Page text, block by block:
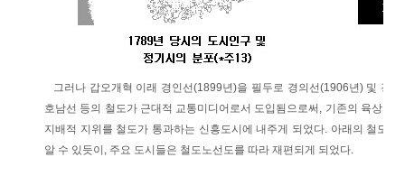
그러나 갑오개혁 이래 경인선(1899년)을 필두로 경의선(1906년) 및 경
호남선 등의 철도가 근대적 교통미디어로서 도입됨으로써, 기존의 육상도
지배적 지위를 철도가 통과하는 신흥도시에 내주게 되었다. 아래의 철도
알 수 있듯이, 주요 도시들은 철도노선도를 따라 재편되게 되었다.